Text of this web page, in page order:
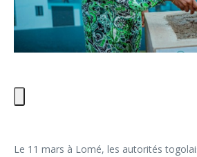
Le 11 mars à Lomé, les autorités